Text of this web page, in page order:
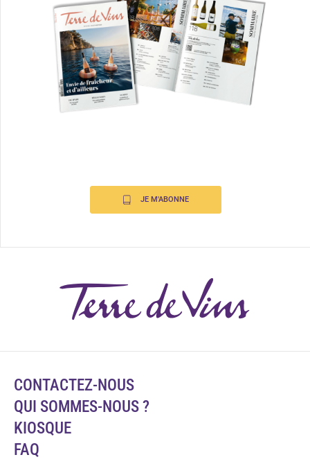
JE M'ABONNE
CONTACTEZ-NOUS
QUI SOMMES-NOUS ?
KIOSQUE
FAQ